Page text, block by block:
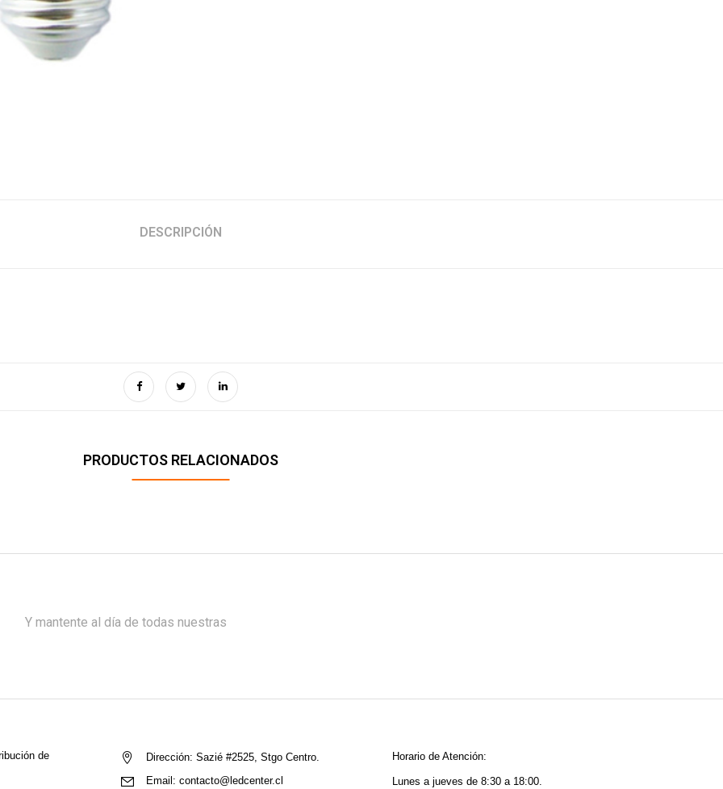
DESCRIPCIÓN
PRODUCTOS RELACIONADOS
Y mantente al día de todas nuestras
de
Dirección: Sazié #2525, Stgo Centro.
Email: contacto@ledcenter.cl
Horario de Atención:
Lunes a jueves de 8:30 a 18:00.